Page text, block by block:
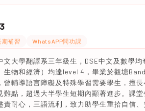
期補習 WhatsAPP問功課
文大學翻譯系三年級生，DSE中文及數學
生物和經濟）均達level 4，畢業於觀塘
曾輔導語言障礙及特殊學習需要學生，擅
難點，超過大半學生短期內顯著進步。課
責耐心，三語流利，致力助學生重拾自信、